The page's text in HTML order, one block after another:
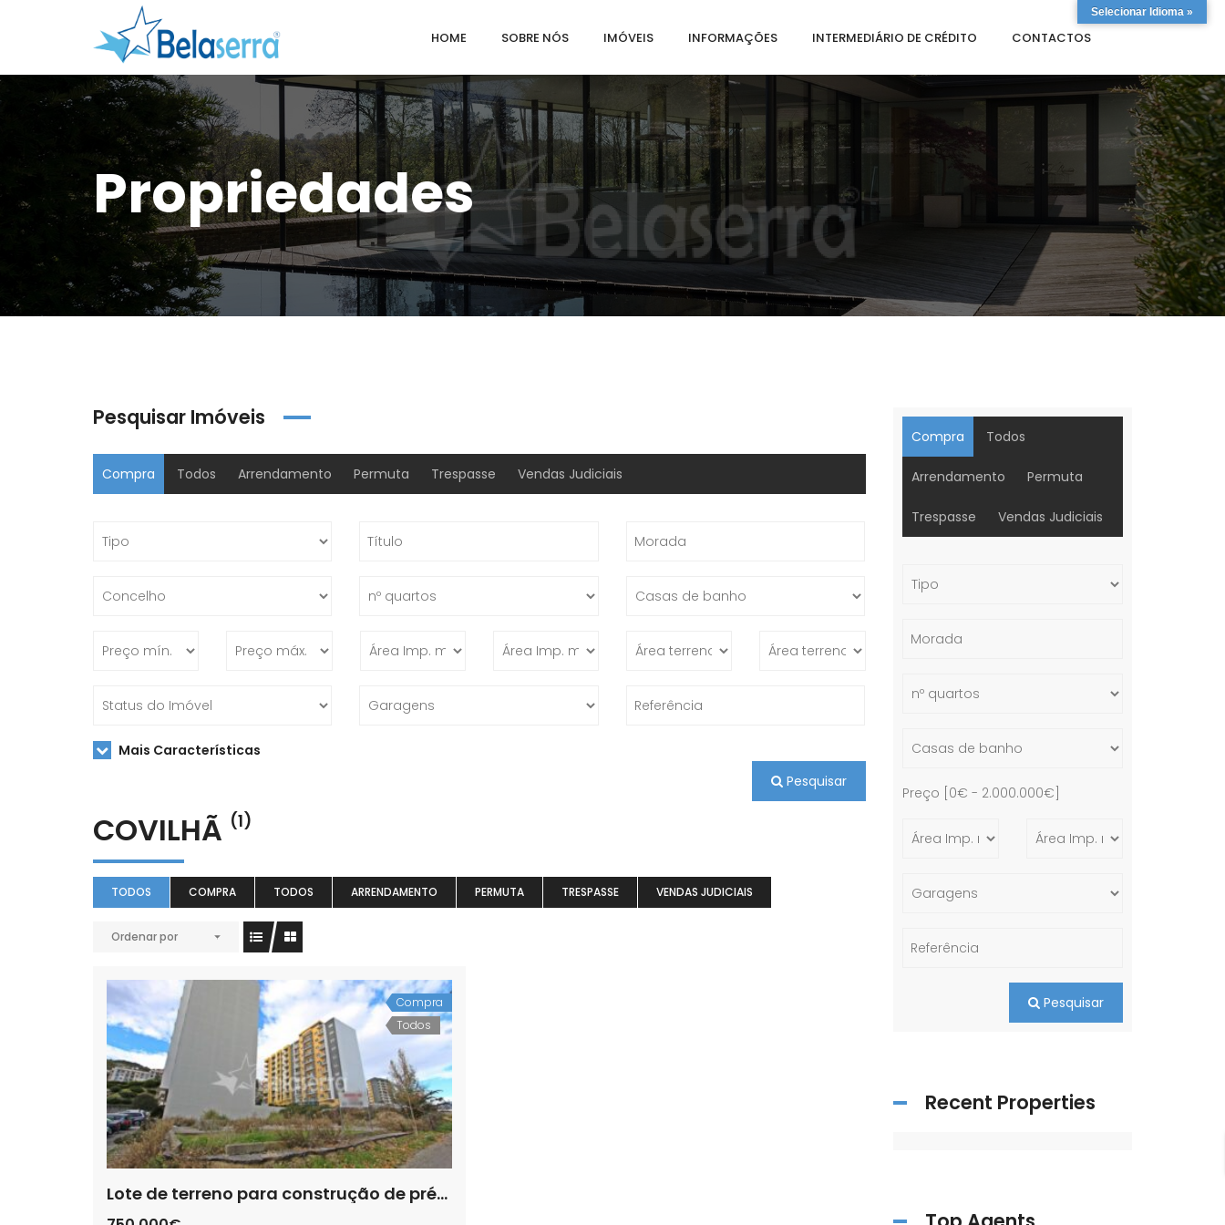
HOME SOBRE NÓS IMÓVEIS INFORMAÇÕES INTERMEDIÁRIO DE CRÉDITO CONTACTOS
Propriedades
Pesquisar Imóveis
Compra Todos Arrendamento Permuta Trespasse Vendas Judiciais
Mais Características
Pesquisar
COVILHÃ (1)
TODOS COMPRA TODOS ARRENDAMENTO PERMUTA TRESPASSE VENDAS JUDICIAIS
Ordenar por
Compra
Todos
Lote de terreno para construção de prédio na Covilhã
Compra Todos
Arrendamento Permuta
Trespasse Vendas Judiciais
Preço [ 0€ - 2.000.000€
Pesquisar
Recent Properties
Selecionar Idioma »